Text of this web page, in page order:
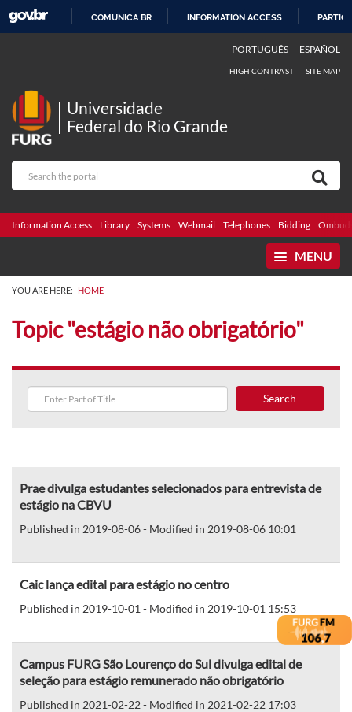
COMUNICA BR INFORMATION ACCESS
PORTUGUÊS ESPAÑOL
HIGH CONTRAST SITE MAP
Universidade
Federal do Rio Grande
Information Access Library Systems Webmail Telephones Bidding
MENU
YOU ARE HERE: HOME
Topic "estágio não obrigatório"
Search
Prae divulga estudantes selecionados para entrevista de
estágio na CBVU
Published in 2019-08-06 - Modified in 2019-08-06 10:01
Caic lança edital para estágio no centro
Published in 2019-10-01 - Modified in 2019-10-01 15:53
Campus FURG São Lourenço do Sul divulga edital de
seleção para estágio remunerado não obrigatório
Published in 2021-02-22 - Modified in 2021-02-22 17:03